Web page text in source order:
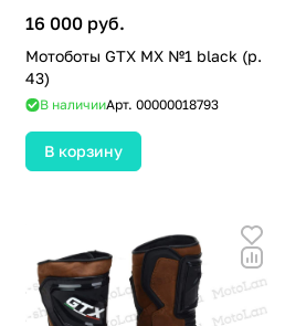
16 000 руб.
Мотоботы GTX MX №1 black (р.
43)
В наличииАрт. 00000018793
В корзину